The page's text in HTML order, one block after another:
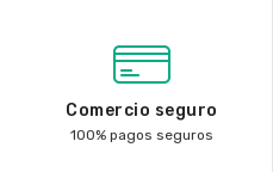
Comercio seguro
100% pagos seguros